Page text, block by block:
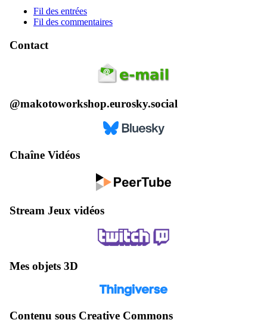
Fil des entrées
Fil des commentaires
Contact
@makotoworkshop.eurosky.social
Chaîne Vidéos
Stream Jeux vidéos
Mes objets 3D
Contenu sous Creative Commons